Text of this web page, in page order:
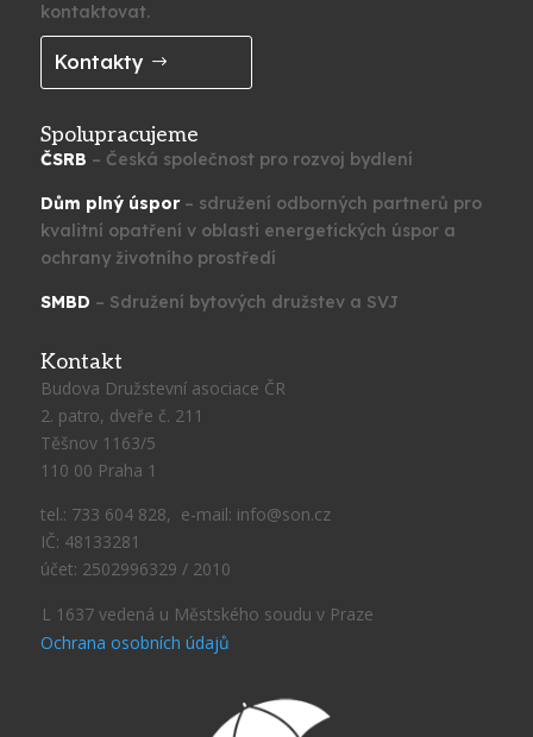
kontaktovat.
Kontakty
Spolupracujeme
ČSRB – Česká společnost pro rozvoj bydlení
Dům plný úspor– sdružení odborných partnerů pro
kvalitní opatření v oblasti energetických úspor a
ochrany životního prostředí
SMBD – Sdružení bytových družstev a SVJ
Kontakt
Budova Družstevní asociace ČR
2. patro, dveře č. 211
Těšnov 1163/5
110 00 Praha 1
tel.: 733 604 828, e-mail: info@son.cz
IČ: 48133281
účet: 2502996329 / 2010
L 1637 vedená u Městského soudu v Praze
Ochrana osobních údajů